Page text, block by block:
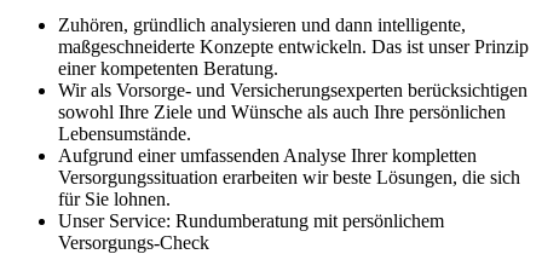
Zuhören, gründlich analysieren und dann intelligente,
maßgeschneiderte Konzepte entwickeln. Das ist unser Prinzip
einer kompetenten Beratung.
Wir als Vorsorge- und Versicherungsexperten berücksichtigen
sowohl Ihre Ziele und Wünsche als auch Ihre persönlichen
Lebensumstände.
Aufgrund einer umfassenden Analyse Ihrer kompletten
Versorgungssituation erarbeiten wir beste Lösungen, die sich
für Sie lohnen.
Unser Service: Rundumberatung mit persönlichem
Versorgungs-Check